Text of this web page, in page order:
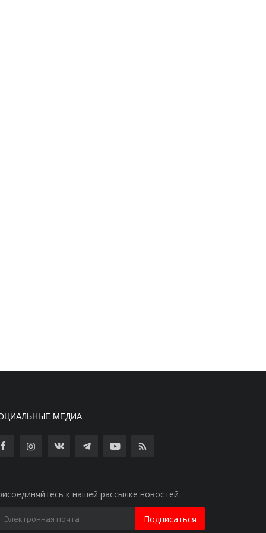
МЕДИА
к нашей рассылке новостей
Подписаться